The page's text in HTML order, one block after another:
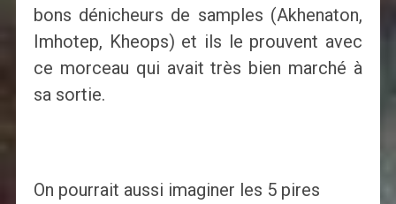
bons dénicheurs de samples (Akhenaton,
Imhotep, Kheops) et ils le prouvent avec
ce morceau qui avait très bien marché à
sa sortie.
On pourrait aussi imaginer les 5 pires